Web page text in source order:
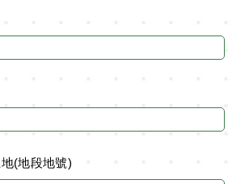
(地段地號)